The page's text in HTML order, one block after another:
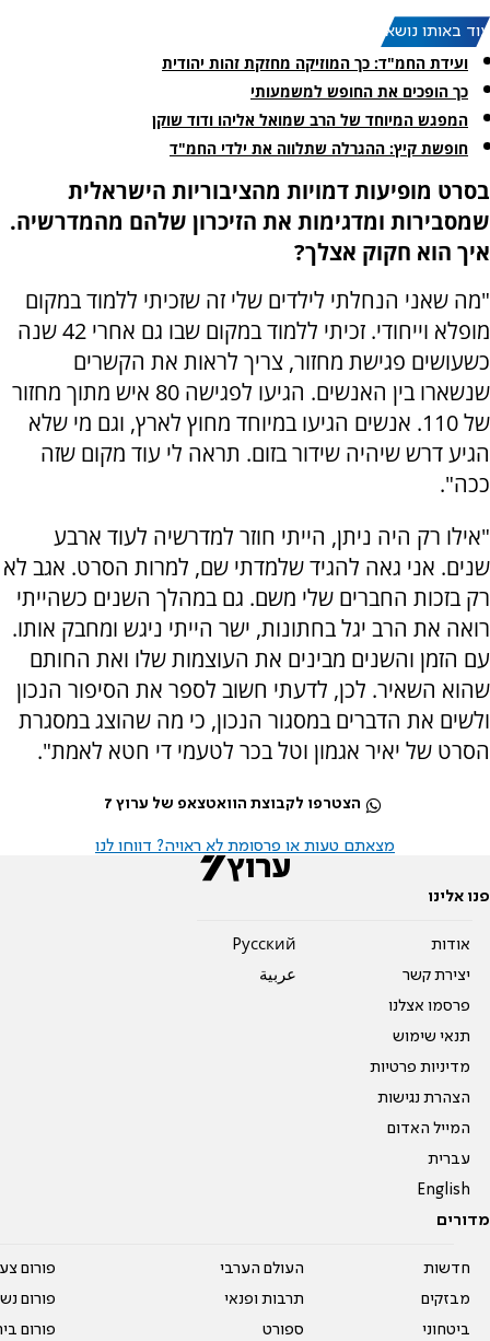
עוד באותו נושא:
ועידת החמ"ד: כך המוזיקה מחזקת זהות יהודית
כך הופכים את החופש למשמעותי
המפגש המיוחד של הרב שמואל אליהו ודוד שוקן
חופשת קיץ: ההגרלה שתלווה את ילדי החמ"ד
בסרט מופיעות דמויות מהציבוריות הישראלית
שמסבירות ומדגימות את הזיכרון שלהם מהמדרשיה.
איך הוא חקוק אצלך?
"מה שאני הנחלתי לילדים שלי זה שזכיתי ללמוד במקום
מופלא וייחודי. זכיתי ללמוד במקום שבו גם אחרי 42 שנה
כשעושים פגישת מחזור, צריך לראות את הקשרים
שנשארו בין האנשים. הגיעו לפגישה 80 איש מתוך מחזור
של 110. אנשים הגיעו במיוחד מחוץ לארץ, וגם מי שלא
הגיע דרש שיהיה שידור בזום. תראה לי עוד מקום שזה
ככה".
"אילו רק היה ניתן, הייתי חוזר למדרשיה לעוד ארבע
שנים. אני גאה להגיד שלמדתי שם, למרות הסרט. אגב לא
רק בזכות החברים שלי משם. גם במהלך השנים כשהייתי
רואה את הרב יגל בחתונות, ישר הייתי ניגש ומחבק אותו.
עם הזמן והשנים מבינים את העוצמות שלו ואת החותם
שהוא השאיר. לכן, לדעתי חשוב לספר את הסיפור הנכון
ולשים את הדברים במסגור הנכון, כי מה שהוצג במסגרת
הסרט של יאיר אגמון וטל בכר לטעמי די חטא לאמת".
הצטרפו לקבוצת הוואטצאפ של ערוץ 7
מצאתם טעות או פרסומת לא ראויה? דווחו לנו
פנו אלינו
אודות
יצירת קשר
פרסמו אצלנו
תנאי שימוש
מדיניות פרטיות
הצהרת נגישות
המייל האדום
עברית
English
Pусский
عربية
מדורים
חדשות
מבזקים
ביטחוני
העולם הערבי
תרבות ופנאי
ספורט
פורום
פורום
פורום